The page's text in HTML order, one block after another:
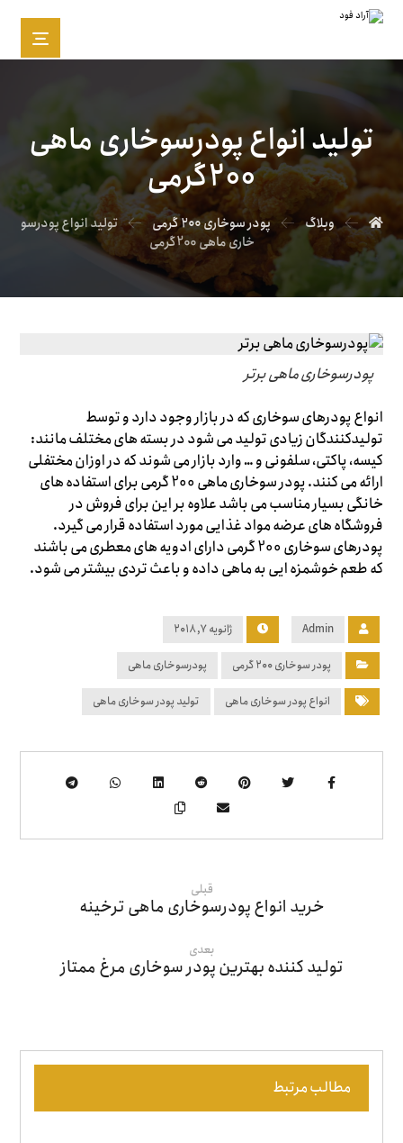
تولید انواع پودرسوخاری ماهی
200گرمی
وبلاگ پودر سوخاری ۲۰۰ گرمی
تولید انواع پودرسو
خاری ماهی 200گرمی
پودرسوخاری ماهی برتر
انواع پودرهای سوخاری که در بازار وجود دارد و توسط
تولیدکنندگان زیادی تولید می شود در بسته های مختلف مانند:
کیسه، پاکتی، سلفونی و … وارد بازار می شوند که در اوزان مختفلی
ارائه می کنند. پودر سوخاری ماهی 200 گرمی برای استفاده های
خانگی بسیار مناسب می باشد علاوه بر این برای فروش در
فروشگاه های عرضه مواد غذایی مورد استفاده قرار می گیرد.
پودرهای سوخاری 200 گرمی دارای ادویه های معطری می باشند
که طعم خوشمزه ایی به ماهی داده و باعث تردی بیشتر می شود.
Admin ژانویه ۷, ۲۰۱۸
پودر سوخاری ۲۰۰ گرمی پودرسوخاری ماهی
انواع پودر سوخاری ماهی تولید پودر سوخاری ماهی
قبلی
خرید انواع پودرسوخاری ماهی ترخینه
بعدی
تولید کننده بهترین پودر سوخاری مرغ ممتاز
مطالب مرتبط